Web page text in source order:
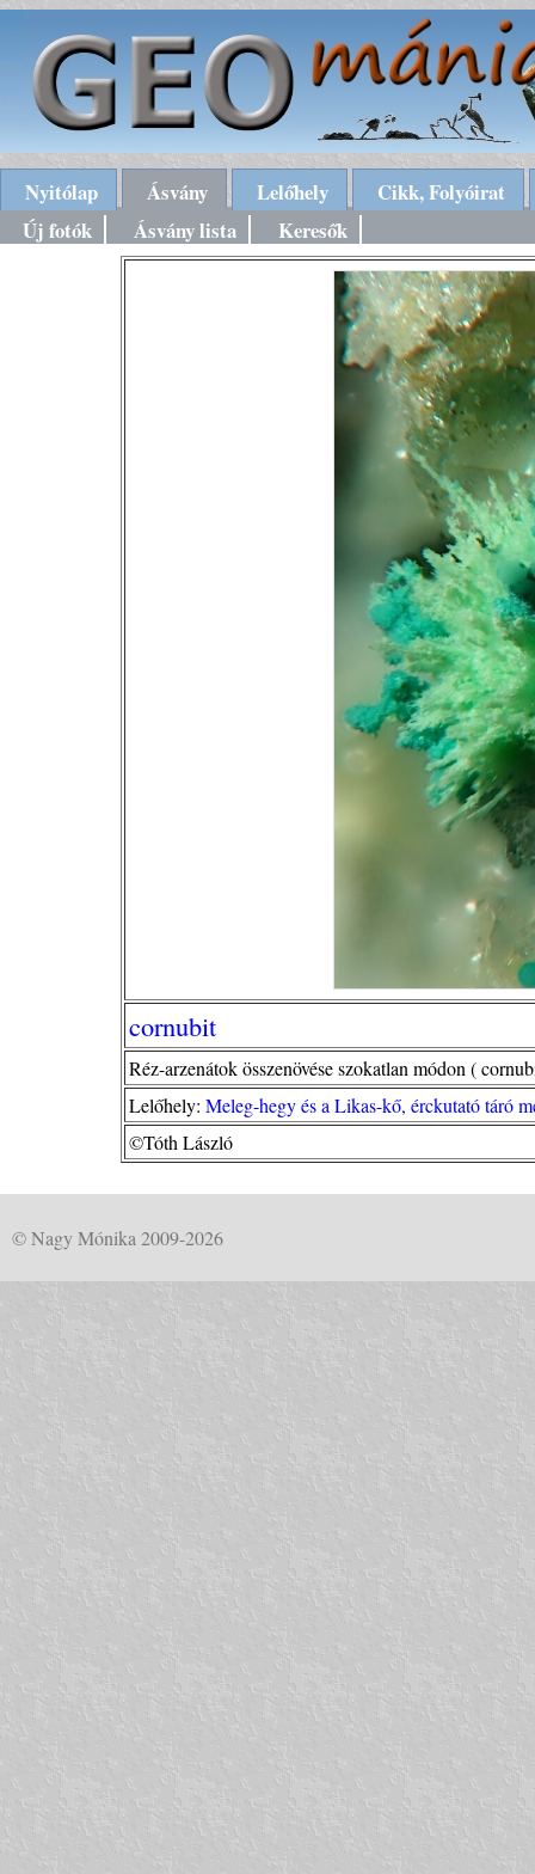
Nyitólap Ásvány Lelőhely
Cikk, Folyóirat
Új fotók
Ásvány lista Keresők
cornubit
Réz-arzenátok összenövése szokatlan módon (
Lelőhely: Meleg-hegy és a Likas-kő, érckutató táró
©Tóth László
© Nagy Mónika 2009-2026